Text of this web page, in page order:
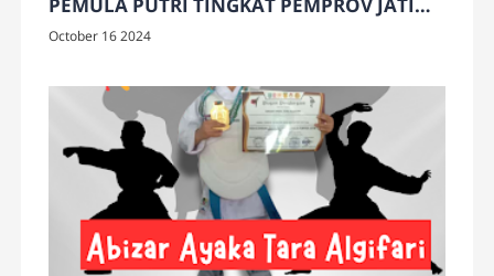
PEMULA PUTRI TINGKAT PEMPROV JATIM
II
October 16 2024